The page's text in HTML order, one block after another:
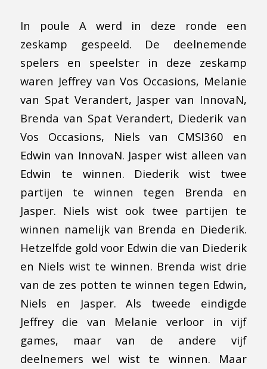
In poule A werd in deze ronde een
zeskamp gespeeld. De deelnemende
spelers en speelster in deze zeskamp
waren Jeffrey van Vos Occasions, Melanie
van Spat Verandert, Jasper van InnovaN,
Brenda van Spat Verandert, Diederik van
Vos Occasions, Niels van CMSI360 en
Edwin van InnovaN. Jasper wist alleen van
Edwin te winnen. Diederik wist twee
partijen te winnen tegen Brenda en
Jasper. Niels wist ook twee partijen te
winnen namelijk van Brenda en Diederik.
Hetzelfde gold voor Edwin die van Diederik
en Niels wist te winnen. Brenda wist drie
van de zes potten te winnen tegen Edwin,
Niels en Jasper. Als tweede eindigde
Jeffrey die van Melanie verloor in vijf
games, maar van de andere vijf
deelnemers wel wist te winnen. Maar